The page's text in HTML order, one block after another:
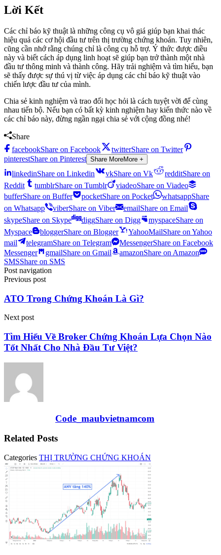
Lời Kết
Các chỉ báo kỹ thuật là những công cụ vô giá giúp bạn khai thác
hiệu quả các cơ hội đầu tư trên thị trường chứng khoán. Tuy nhiên,
cũng cần nhớ rằng chúng chỉ là công cụ hỗ trợ. Ý thức được điều
này và biết cách áp dụng linh hoạt sẽ giúp bạn trở thành một nhà
đầu tư thông minh và thành công. Hãy trải nghiệm và tìm hiểu, bạn
sẽ thấy được sự thú vị từ việc áp dụng các chỉ báo kỹ thuật vào
chiến lược đầu tư của mình.
Chia sẻ kinh nghiệm và trao đổi học hỏi là cách tuyệt vời để cùng
nhau tiến bộ. Nếu bạn có bất kỳ kinh nghiệm hay kiến thức nào về
các chỉ báo này, đừng ngần ngại chia sẻ với cộng đồng nhé!
Share
facebookShare on Facebook twitterShare on Twitter
pinterestShare on Pinterest Share MoreMore +
linkedinShare on Linkedin vkShare on Vk redditShare on
Reddit
tumblrShare on Tumblr viadeoShare on Viadeo
bufferShare on Buffer pocketShare on Pocket whatsappShare
on Whatsapp
viberShare on Viber emailShare on Email
skypeShare on Skype diggShare on Digg myspaceShare on
Myspace
bloggerShare on Blogger YahooMailShare on Yahoo
mail
telegramShare on Telegram MessengerShare on Facebook
Messenger
gmailShare on Gmail amazonShare on Amazon
SMSShare on SMS
Post navigation
Previous post
ATO Trong Chứng Khoán Là Gì?
Next post
Tìm Hiểu Về Broker Chứng Khoán Lựa Chọn Nào
Tốt Nhất Cho Nhà Đầu Tư Việt?
Code_maubvietnamcom
Related Posts
Categories THỊ TRƯỜNG CHỨNG KHOÁN